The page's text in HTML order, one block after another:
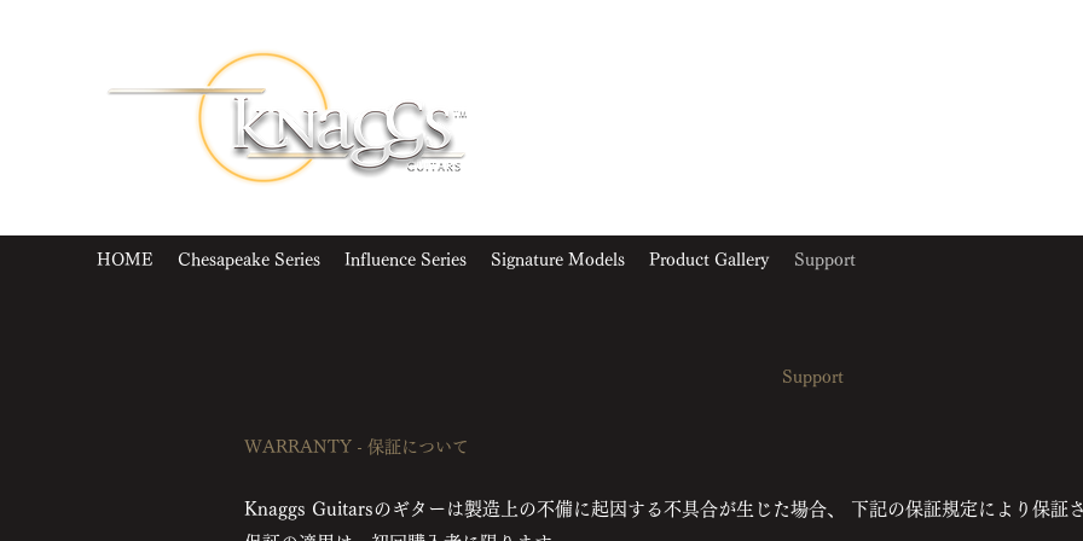
HOME Chesapeake Series Influence Series Signature Models Product Gallery Support
Support
WARRANTY - 保証について
Knaggs Guitarsのギターは製造上の不備に起因する不具合が生じた場合、 下記の保証規定により保証さ